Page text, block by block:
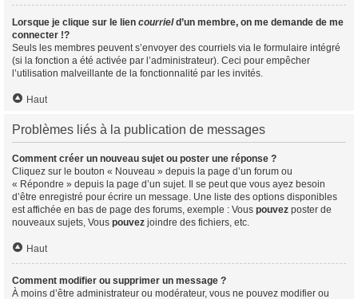
Lorsque je clique sur le lien courrield’un membre, on me demande de me
connecter !?
Seuls les membres peuvent s’envoyer des courriels via le formulaire intégré
(si la fonction a été activée par l’administrateur). Ceci pour empêcher
l’utilisation malveillante de la fonctionnalité par les invités.
Haut
Problèmes liés à la publication de messages
Comment créer un nouveau sujet ou poster une réponse ?
Cliquez sur le bouton « Nouveau » depuis la page d’un forum ou
« Répondre » depuis la page d’un sujet. Il se peut que vous ayez besoin
d’être enregistré pour écrire un message. Une liste des options disponibles
est affichée en bas de page des forums, exemple : Vous pouvez poster de
nouveaux sujets, Vous pouvez joindre des fichiers, etc.
Haut
Comment modifier ou supprimer un message ?
À moins d’être administrateur ou modérateur, vous ne pouvez modifier ou